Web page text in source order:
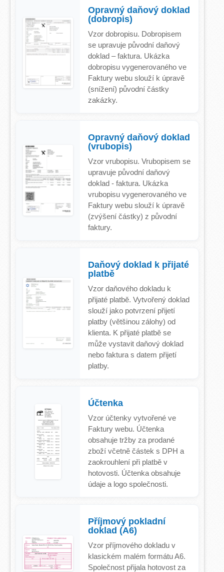
Opravný daňový doklad
(dobropis)
Vzor dobropisu. Dobropisem
se upravuje původní daňový
doklad – faktura. Ukázka
dobropisu vygenerovaného ve
Faktury webu slouží k úpravě
(snížení) původní částky
zakázky.
Opravný daňový doklad
(vrubopis)
Vzor vrubopisu. Vrubopisem se
upravuje původní daňový
doklad - faktura. Ukázka
vrubopisu vygenerovaného ve
Faktury webu slouží k úpravě
(zvýšení částky) z původní
faktury.
Daňový doklad k přijaté
platbě
Vzor daňového dokladu k
přijaté platbě. Vytvořený doklad
slouží jako potvrzení přijetí
platby (většinou zálohy) od
klienta. K přijaté platbě se
může vystavit daňový doklad
nebo faktura s datem přijetí
platby.
Účtenka
Vzor účtenky vytvořené ve
Faktury webu. Účtenka
obsahuje tržby za prodané
zboží včetně částek s DPH a
zaokrouhlení při platbě v
hotovosti. Účtenka obsahuje
údaje a logo společnosti.
Příjmový pokladní
doklad (A6)
Vzor příjmového dokladu v
klasickém malém formátu A6.
Společnost přijala hotovost za